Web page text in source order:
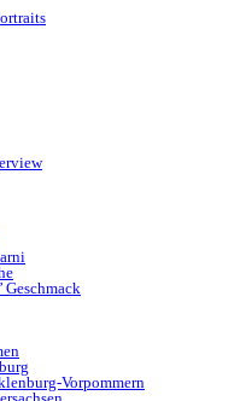
Geschmack
Vorpommern